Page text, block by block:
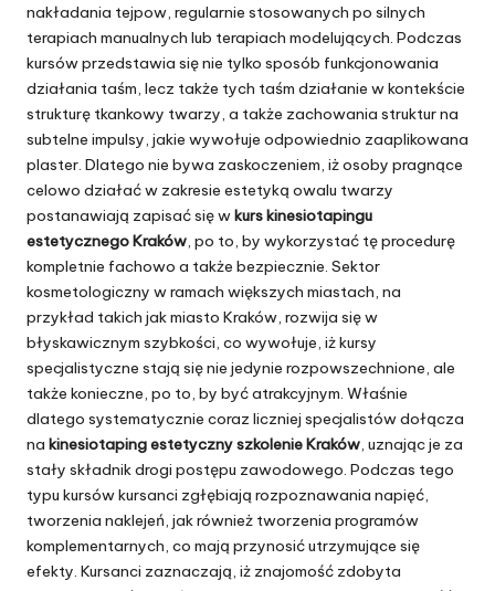
nakładania tejpow, regularnie stosowanych po silnych
terapiach manualnych lub terapiach modelujących. Podczas
kursów przedstawia się nie tylko sposób funkcjonowania
działania taśm, lecz także tych taśm działanie w kontekście
strukturę tkankowy twarzy, a także zachowania struktur na
subtelne impulsy, jakie wywołuje odpowiednio zaaplikowana
plaster. Dlatego nie bywa zaskoczeniem, iż osoby pragnące
celowo działać w zakresie estetyką owalu twarzy
postanawiają zapisać się wkurs kinesiotapingu
estetycznego Kraków, po to, by wykorzystać tę procedurę
kompletnie fachowo a także bezpiecznie. Sektor
kosmetologiczny w ramach większych miastach, na
przykład takich jak miasto Kraków, rozwija się w
błyskawicznym szybkości, co wywołuje, iż kursy
specjalistyczne stają się nie jedynie rozpowszechnione, ale
także konieczne, po to, by być atrakcyjnym. Właśnie
dlatego systematycznie coraz liczniej specjalistów dołącza
na kinesiotaping estetyczny szkolenie Kraków, uznając je za
stały składnik drogi postępu zawodowego. Podczas tego
typu kursów kursanci zgłębiają rozpoznawania napięć,
tworzenia naklejeń, jak również tworzenia programów
komplementarnych, co mają przynosić utrzymujące się
efekty. Kursanci zaznaczają, iż znajomość zdobyta